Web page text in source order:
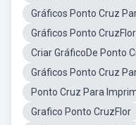
Gráficos Ponto Cruz
Gráficos Ponto
Criar GráficoDe Ponto
Gráficos Ponto Cruz
Ponto Cruz Para
Grafico Ponto CruzFlor